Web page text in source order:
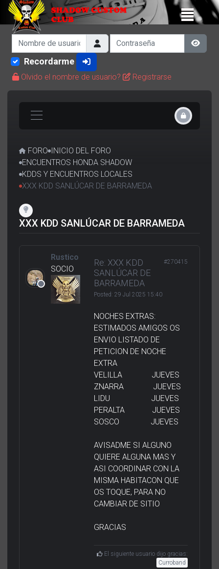
Nombre de usuario Contraseña
Show
Recordarme
Olvido el nombre de usuario? Registrarse
FORO INICIO DEL FORO
ENCUENTROS HONDA SHADOW
KDDS Y ENCUENTROS LOCALES
XXX KDD SANLÚCAR DE BARRAMEDA
XXX KDD SANLÚCAR DE BARRAMEDA
Rustico
SOCIO
Re: XXX KDD
SANLÚCAR DE
BARRAMEDA
Posted: 29 Jul 2025 15:40
#270415
NOCHES EXTRAS:
ESTIMADOS AMIGOS OS
ENVIO LISTADO DE
PETICION DE NOCHE
EXTRA
VELILLA JUEVES
ZNARRA JUEVES
LIDU JUEVES
PERALTA JUEVES
SOSCO JUEVES
AVISADME SI ALGUNO
QUIERE ALGUNA MAS Y
ASI COORDINAR CON LA
MISMA HABITACON QUE
OS TOQUE, PARA NO
CAMBIAR DE SITIO
GRACIAS
El siguiente usuario dijo gracias:
Curroband